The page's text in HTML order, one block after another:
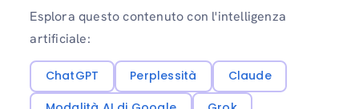
Esplora questo contenuto con l'intelligenza
artificiale:
ChatGPT Perplessità
Claude